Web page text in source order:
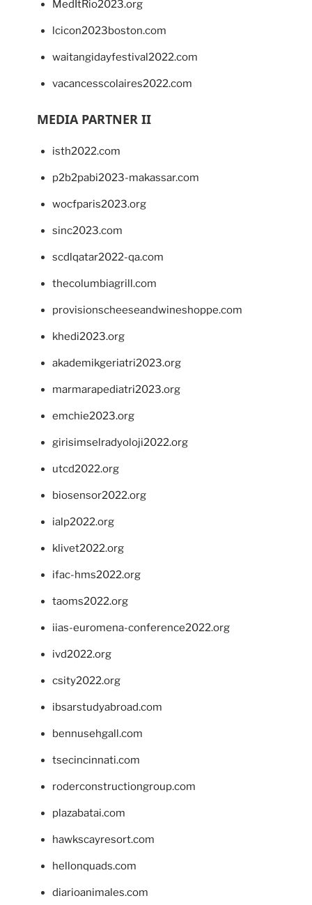
MedItRio2023.org
lcicon2023boston.com
waitangidayfestival2022.com
vacancesscolaires2022.com
MEDIA PARTNER II
isth2022.com
p2b2pabi2023-makassar.com
wocfparis2023.org
sinc2023.com
scdlqatar2022-qa.com
thecolumbiagrill.com
provisionscheeseandwineshoppe.com
khedi2023.org
akademikgeriatri2023.org
marmarapediatri2023.org
emchie2023.org
girisimselradyoloji2022.org
utcd2022.org
biosensor2022.org
ialp2022.org
klivet2022.org
ifac-hms2022.org
taoms2022.org
iias-euromena-conference2022.org
ivd2022.org
csity2022.org
ibsarstudyabroad.com
bennusehgall.com
tsecincinnati.com
roderconstructiongroup.com
plazabatai.com
hawkscayresort.com
hellonquads.com
diarioanimales.com